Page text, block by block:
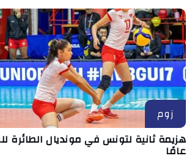
زوم
عامًا